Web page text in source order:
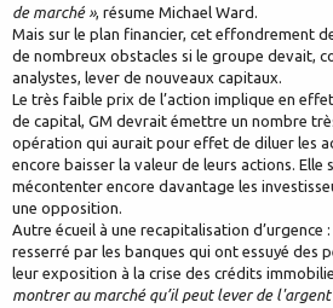
de marché », résume Michael Ward.
Mais sur le plan financier, cet effondrement
de nombreux obstacles si le groupe devait,
analystes, lever de nouveaux capitaux.
Le très faible prix de l’action implique en
de capital, GM devrait émettre un nombre
opération qui aurait pour effet de diluer les
encore baisser la valeur de leurs actions. Elle
mécontenter encore davantage les
une opposition.
Autre écueil à une recapitalisation d’urgence
resserré par les banques qui ont essuyé des
leur exposition à la crise des crédits
montrer au marché qu’il peut lever de